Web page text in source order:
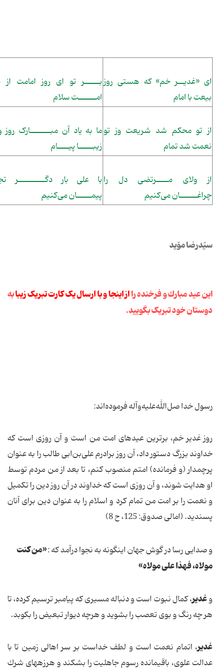
ای «غدیــر خم» که هستی روز
بیعت با امام
بـــــر تو ای روز امامت
امــــــت سلام
از تو محکم شد شریعت وز تو
نعمت شد تمام
ما به یاد آن مبـــــــارک
زیبـــــا پیــــام
از ولای مــــرتضی دل را
چراغــــــان می‌کنیم
با علی بار دگـــــــــر
پیمـــــان می‌کنیم
سیّدرضا مۆید
این عید مبارك و فرخنده رااز اینجا و با ارسال یک کارت تبریک زیبابه
دوستان خود تبریک بگویید.
رسول خدا صل‌الله‌علیه‌و‌آله فرموده‌اند:
روز غدیر خم، برترین عیدهای امت من است و آن روزی است که
خداوند بزرگ دستور داد، آن روز برادرم علی‌بن‌ابی طالب را به عنوان
پرچمدار (و فرمانده) امتم منصوب کنم، تا بعد از من مردم توسط
او هدایت شوند، و آن روزی است که خداوند در آن روز دین را تکمیل
و نعمت را بر امت من تمام کرد و اسلام را به عنوان دین برای آنان
پسندید. (امالی صدوق: 125، ح 8)
و صدایی رسا در گوش‏ جهان اینگونه به نجوا درآمد كه :«من كنت
مولاه، فهذا علی مولاه»
وغدیر، كمال نبوت است و دنباله مسیری كه پیامبر ترسیم كرده، تا
هر چه رنگ و بوى تعصب را بشوید و هرچه دیوار تبعیض را بكوبد.
غدیر، اتمام نعمت است و لطف ‏خداست بر سر اهالى زمین تا با
عدالت علوى، باقیمانده رسوم جاهلیت را بشكند و هرزه‏هاى شرك